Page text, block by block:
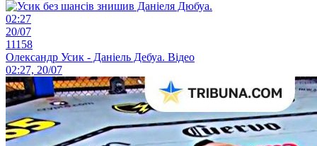
02:27
20/07
11158
Олександр Усик - Даніель Дебуа. Відео
02:27, 20/07